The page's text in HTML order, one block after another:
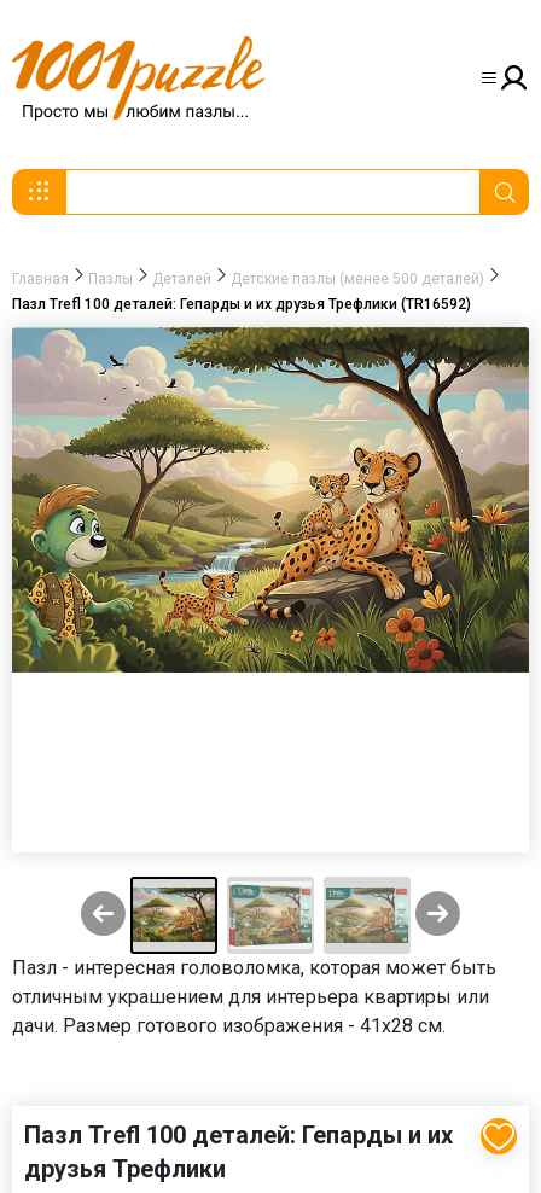
Главная Пазлы Деталей
Детские пазлы (менее 500 деталей)
Пазл Trefl 100 деталей: Гепарды и их друзья Трефлики (TR16592)
Пазл - интересная головоломка, которая может быть
отличным украшением для интерьера квартиры или
дачи. Размер готового изображения - 41х28 см.
Пазл Trefl 100 деталей: Гепарды и их
друзья Трефлики